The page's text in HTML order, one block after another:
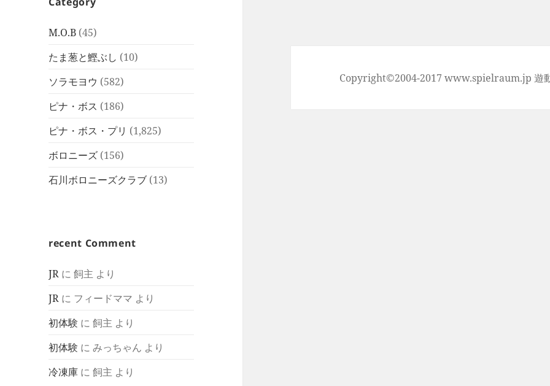
M.O.B (45)
たま葱と鰹ぶし (10)
ソラモヨウ (582)
ピナ・ボス (186)
ピナ・ボス・プリ (1,825)
ボロニーズ (156)
石川ボロニーズクラブ (13)
recent Comment
JR に飼主 より
JR に フィードママ より
初体験 に飼主 より
初体験 にみっちゃん より
冷凍庫 に飼主 より
Copyright©2004-2017 www.spielraum.jp 遊